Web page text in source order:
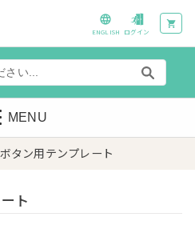
ログイン
ENGLISH
MENU
タン用テンプレート
ト